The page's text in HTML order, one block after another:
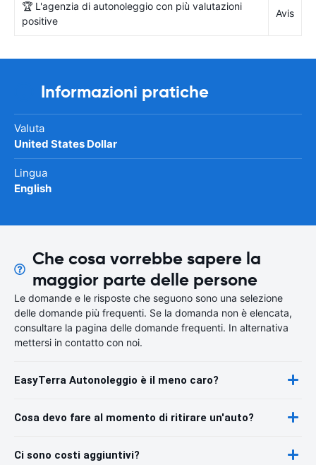
🏆 L'agenzia di autonoleggio con più valutazioni
positive
Avis
Informazioni pratiche
Valuta
United States Dollar
Lingua
English
Che cosa vorrebbe sapere la
maggior parte delle persone
Le domande e le risposte che seguono sono una selezione
delle domande più frequenti. Se la domanda non è elencata,
consultare la pagina delle domande frequenti. In alternativa
mettersi in contatto con noi.
EasyTerra Autonoleggio è il meno caro?
Cosa devo fare al momento di ritirare un'auto?
Ci sono costi aggiuntivi?